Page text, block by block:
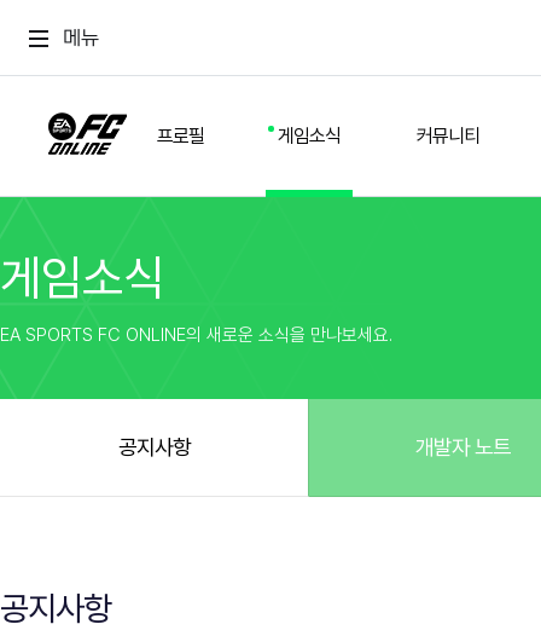
메뉴
프로필 게임소식 커뮤니티
스쿼드
경기 기록
커뮤니티
방명록
설정
업데이트
유저 가이드
게임 플레이 버그 제보
게임소식
EA SPORTS FC ONLINE의 새로운 소식을 만나보세요.
공지사항 개발자 노트
공지사항